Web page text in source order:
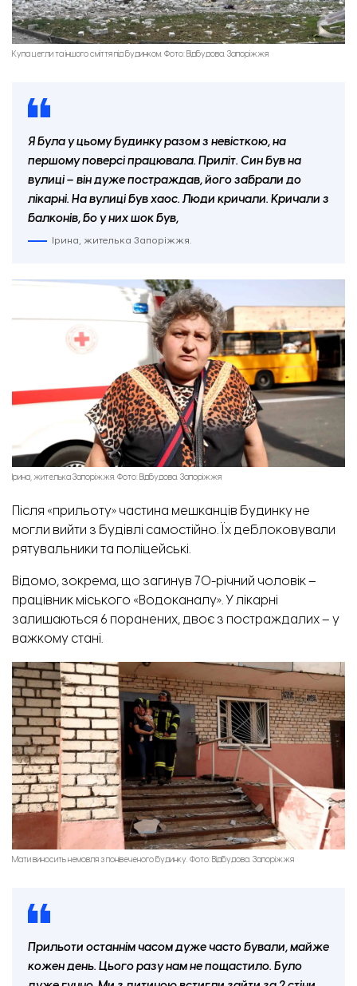
Купа цегли та іншого сміття під будинком. Фото: Відбудова. Запоріжжя
Я була у цьому будинку разом з невісткою, на
першому поверсі працювала. Приліт. Син був на
вулиці – він дуже постраждав, його забрали до
лікарні. На вулиці був хаос. Люди кричали. Кричали з
балконів, бо у них шок був,
Ірина, жителька Запоріжжя.
Ірина, жителька Запоріжжя. Фото: Відбудова. Запоріжжя
Після «прильоту» частина мешканців будинку не
могли вийти з будівлі самостійно. Їх деблоковували
рятувальники та поліцейські.
Відомо, зокрема, що загинув 70-річний чоловік –
працівник міського «Водоканалу». У лікарні
залишаються 6 поранених, двоє з постраждалих – у
важкому стані.
Мати виносить немовля з понівеченого будинку. Фото: Відбудова. Запоріжжя
Прильоти останнім часом дуже часто бували, майже
кожен день. Цього разу нам не пощастило. Було